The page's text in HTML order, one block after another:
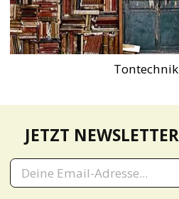
Tontechnik
JETZT